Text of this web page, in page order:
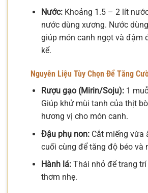
Nước:Khoảng 1.5 – 2 lít
nước dùng xương. Nước
giúp món canh ngọt và đậm
kể.
Nguyên Liệu Tùy Chọn Để Tăng
Rượu gạo (Mirin/Soju):1
Giúp khử mùi tanh của thịt
hương vị cho món canh.
Đậu phụ non:Cắt miếng vừa
cuối cùng để tăng độ béo và
Hành lá:Thái nhỏ để trang trí
thơm nhẹ.